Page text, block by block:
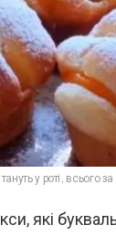
у роті, всього
які